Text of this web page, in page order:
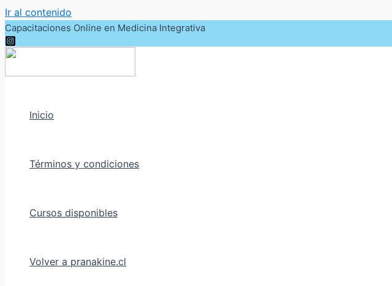
Ir al contenido
Capacitaciones Online en Medicina Integrativa
Inicio
Términos y condiciones
Cursos disponibles
Volver a pranakine.cl